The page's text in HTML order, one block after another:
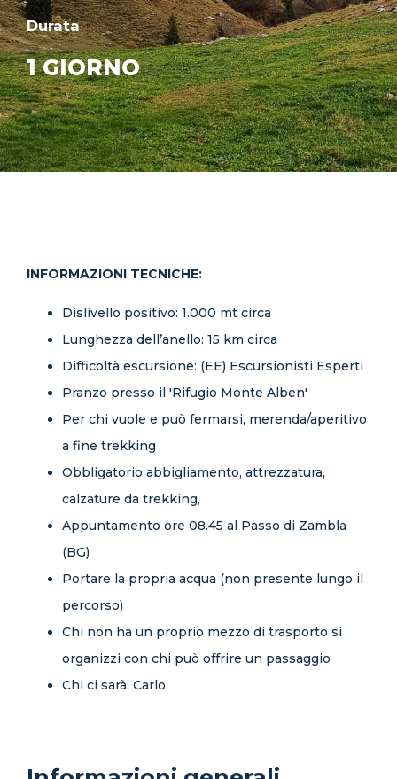
Durata
1 GIORNO
INFORMAZIONI TECNICHE:
Dislivello positivo: 1.000 mt circa
Lunghezza dell’anello: 15 km circa
Difficoltà escursione: (EE) Escursionisti Esperti
Pranzo presso il 'Rifugio Monte Alben'
Per chi vuole e può fermarsi, merenda/aperitivo
a fine trekking
Obbligatorio abbigliamento, attrezzatura,
calzature da trekking,
Appuntamento ore 08.45 al Passo di Zambla
(BG)
Portare la propria acqua (non presente lungo il
percorso)
Chi non ha un proprio mezzo di trasporto si
organizzi con chi può offrire un passaggio
Chi ci sarà: Carlo